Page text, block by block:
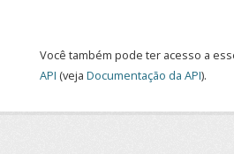
Você também pode ter acesso a
API (veja Documentação da API).